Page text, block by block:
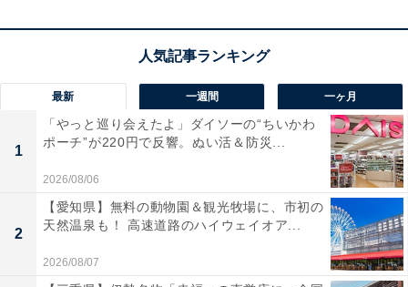
最新 一週間 一ヶ月
1
「やっと巡り会えたよ」ダイソーの“ちいかわ
ポーチ”が220円で反響。ぬい活＆防災...
2026/08/06
2
【愛知県】無料の動物園＆観光牧場に、市初の
天然温泉も！ 高速道路のハイウェイオア...
2026/08/07